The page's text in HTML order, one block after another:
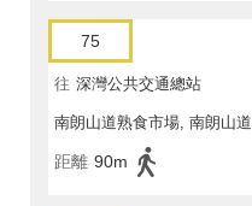
75
往 深灣公共交通總站
南朗山道熟食市場, 南朗山道
距離 90m